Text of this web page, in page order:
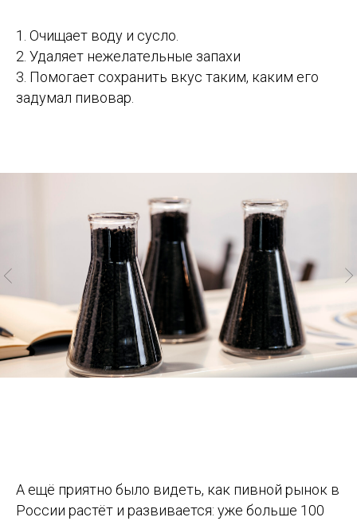
1. Очищает воду и сусло.
2. Удаляет нежелательные запахи
3. Помогает сохранить вкус таким, каким его
задумал пивовар.
А ещё приятно было видеть, как пивной рынок в
России растёт и развивается: уже больше 100